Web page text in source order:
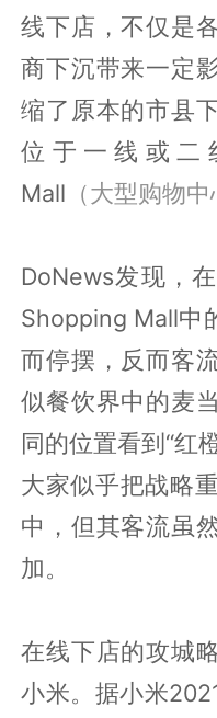
线下店，不仅是
商下沉带来一定
缩了原本的市县
位于一线或二
Mall （大型购物中
DoNews发现，
Shopping Mall中
而停摆，反而客
似餐饮界中的麦
同的位置看到“红
大家似乎把战略
中，但其客流虽
加。
在线下店的攻城
小米。据小米